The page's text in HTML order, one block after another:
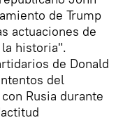
de Trump
actuaciones de
historia".
de Donald
del
Rusia durante